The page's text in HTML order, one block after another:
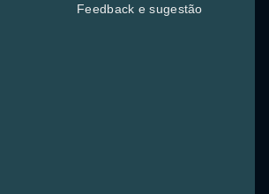
Feedback e sugestão